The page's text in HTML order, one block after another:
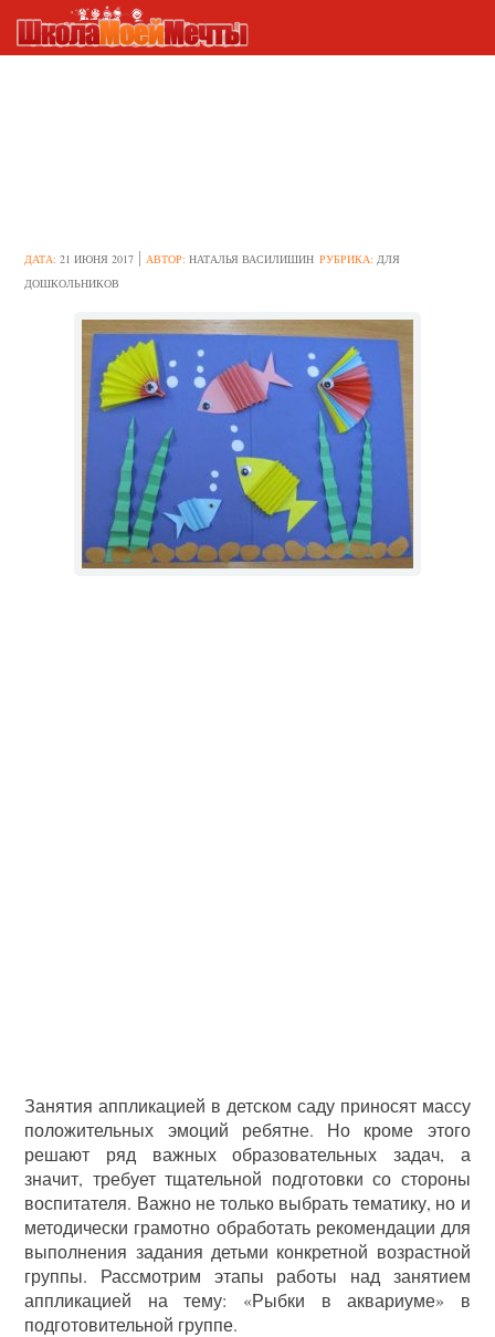
ДАТА:21 ИЮНЯ 2017 АВТОР:НАТАЛЬЯ ВАСИЛИШИН РУБРИКА:ДЛЯ
ДОШКОЛЬНИКОВ
Занятия аппликацией в детском саду приносят массу
положительных эмоций ребятне. Но кроме этого
решают ряд важных образовательных задач, а
значит, требует тщательной подготовки со стороны
воспитателя. Важно не только выбрать тематику, но и
методически грамотно обработать рекомендации для
выполнения задания детьми конкретной возрастной
группы. Рассмотрим этапы работы над занятием
аппликацией на тему: «Рыбки в аквариуме» в
подготовительной группе.